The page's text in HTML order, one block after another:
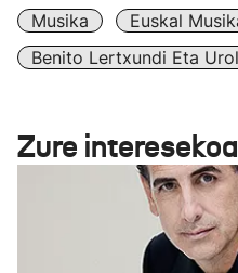
Musika
Euskal
Benito Lertxundi Eta
Zure